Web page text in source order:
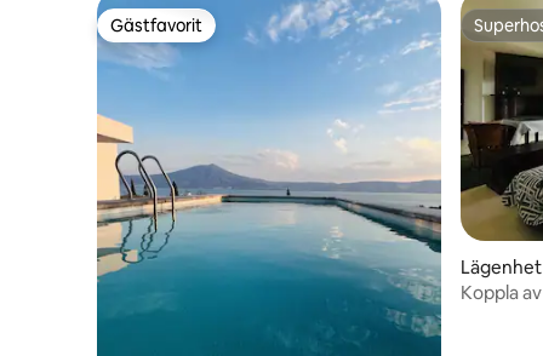
Gästfavorit
Gästfavorit
Lägenhet
Koppla